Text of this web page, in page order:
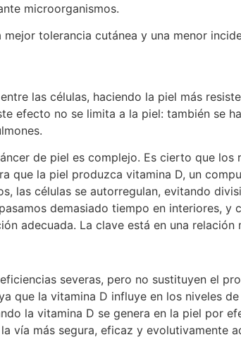
microorganismos.
tolerancia cutánea y una menor
las células, haciendo la piel más
efecto no se limita a la piel: también se
de piel es complejo. Es cierto que los
que la piel produzca vitamina D, un
las células se autorregulan, evitando
demasiado tiempo en interiores, y
adecuada. La clave está en una
severas, pero no sustituyen el
que la vitamina D influye en los niveles
la vitamina D se genera en la piel por
vía más segura, eficaz y evolutivamente